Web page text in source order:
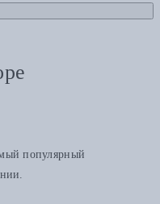
популярный